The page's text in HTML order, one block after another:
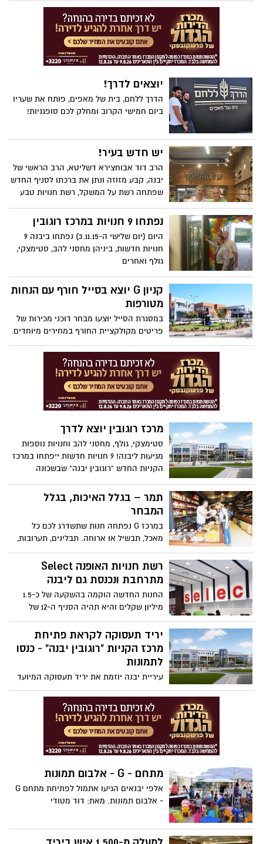
רשת על המשקל, שהחליטה לפתוח סניף
רביעי ביבנה הירוקה, התמקמה במרכז רוגובין
שנפתח לאחרונה ומבטיחה לתושבי האזור
מגוון פעילויות והפתעות
יוצאים לדרך!
הדרך ללחם, בית של מאפים, פותח את שעריו
ביום חמישי הקרוב ומחלק לכם סופגניות!
יש חדש בעיר!
הרב דוד אבוחצירא דשליטא, הרב הראשי של
יבנה, קבע מזוזה ונתן את ברכתו לסניף החדש
שפתחה רשת על המשקל, רשת חנויות טבע
נפתחו 9 חנויות במרכז רוגובין
היום (יום שלישי ה-3.11.15) נפתחו ביבנה 9
חנויות חדשות, ביניהן מחסני להב, סטימצקי,
גולף ואחרים
קניון G יוצא בסייל חורף עם הנחות
מטורפות
במסגרת הסייל יוצעו מבחר דוכני מכירות של
פריטים מקולקציית החורף במחירים מיוחדים.
סייל החורף יתקיים במתחםG יבנה בימים
שלישי-חמישי, בין התאריכים: 3-5/11/15 בלבד
מרכז רוגובין יוצא לדרך
סטימצקי, גולף, מחסני להב וחנויות נוספות
מגיעות ליבנה! 9 חנויות חדשות ייפתחו במרכז
הקניות החדש "רוגובין יבנה" שבשכונה
תמר – בגלל האיכות, בגלל
המבחר
במרכז G נפתחה חנות שתשדרג לכם כל
מאכל, תבשיל או ארוחה. תבלינים, תערובות,
חליטות ועוד הרבה פינוקים תמצאו בתמר -
חוויה של טעם
רשת חנויות האופנה Select
מתרחבת ונכנסת גם ליבנה
החנות החדשה הוקמה בהשקעה של כ-1.5
מיליון שקלים והיא תהיה הסניף ה-12 של
הרשת, הפרוסה ברחבי הארץ, מצפון ועד
חנויות חדשות. במקביל, יוצאת רשת Select
במיתוג מחדש עם הסלוגן: "להתחדש,
להתלבש, להתרגש"
יריד תעסוקה לקראת פתיחת
מרכז הקניות "רוגובין יבנה" - כנסו
לתמונות
עיריית יבנה יוזמת את יריד תעסוקה המיועד
לתושבי העיר לקראת השקתו של מרכז
הקניות והבילוי לכל המשפחה "רוגובין יבנה"
בשכונת נאות-רבין. מרכז הקניות עתיד
להיפתח לאחר תקופת החגים. העבודה באתר
בעיצומה - כנסו לתמונות מהמתחם
מתחם - G - אלבום תמונות
אלפי יבנאים הגיעו אתמול לפתיחת מתחם G
- אלבום תמונות. מאת: דוד מטודי